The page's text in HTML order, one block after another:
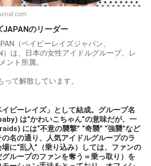
JAPANのリーダー
（ベイビーレイズジャパン、
）は、日本の女性アイドルグループ。レ
ント所属。
って解散しています。
ビーレイズ」として結成。グループ名
は“かわいこちゃん”の意味だが、一
には“不意の襲撃” “奇襲” “強襲”など
名の通り、人気アイドルグループのラ
に“乱入”（乗り込み）しては、ファンの
ループのファンを奪う＝乗っ取り）を